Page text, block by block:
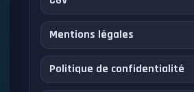
Mentions légales
Politique de confidentialité